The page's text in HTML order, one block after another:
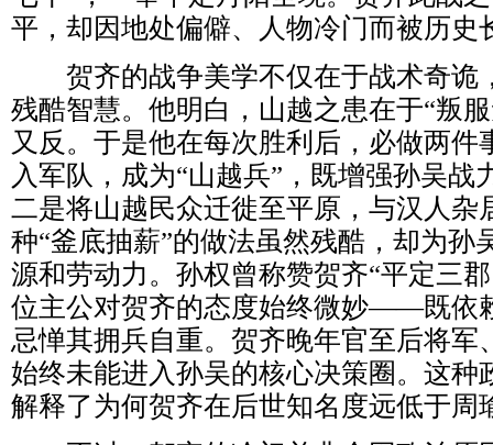
平，却因地处偏僻、人物冷门而被历史
贺齐的战争美学不仅在于战术奇诡
残酷智慧。他明白，山越之患在于“叛
又反。于是他在每次胜利后，必做两件
入军队，成为“山越兵”，既增强孙吴战
二是将山越民众迁徙至平原，与汉人杂
种“釜底抽薪”的做法虽然残酷，却为孙
源和劳动力。孙权曾称赞贺齐“平定三
位主公对贺齐的态度始终微妙——既依
忌惮其拥兵自重。贺齐晚年官至后将军
始终未能进入孙吴的核心决策圈。这种
解释了为何贺齐在后世知名度远低于周